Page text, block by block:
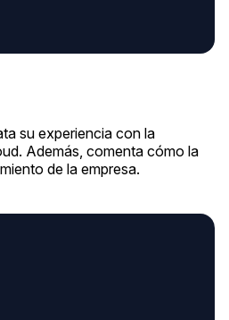
su experiencia con la
Además, comenta cómo la
de la empresa.